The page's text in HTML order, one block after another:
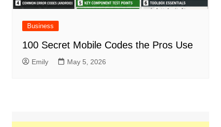
Business
100 Secret Mobile Codes the Pros Use
Emily May 5, 2026